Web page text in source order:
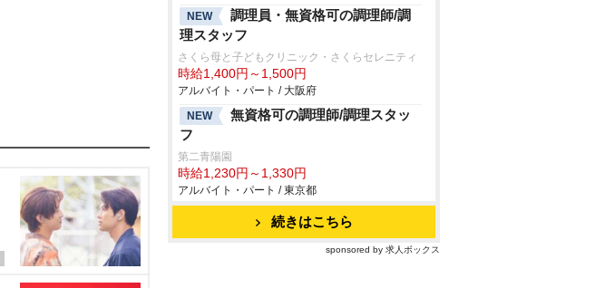
NEW
調理員・無資格可の調理師/調
理スタッフ
さくら母と子どもクリニック・さくらセレニティ
時給1,400円～1,500円
アルバイト・パート / 大阪府
NEW
無資格可の調理師/調理スタッ
フ
第二青陽園
時給1,230円～1,330円
アルバイト・パート / 東京都
続きはこちら
sponsored by 求人ボックス